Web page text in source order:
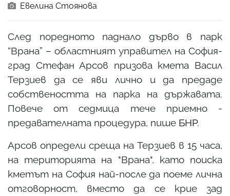
Евелина Стоянова
След поредното паднало дърво в парк
“Врана” – областният управител на София-
град Стефан Арсов призова кмета Васил
Терзиев да се яви лично и да предаде
собствеността на парка на държавата.
Повече от седмица тече приемно -
предавателната процедура, пише БНР.
Арсов определи среща на Терзиев в 15 часа,
на територията на "Врана", като поиска
кметът на София най-после да поеме лична
отговорност, вместо да се крие зад